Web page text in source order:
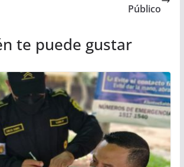
Público
te puede gustar